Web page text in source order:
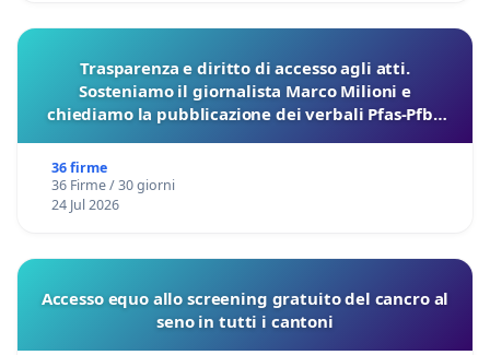
Trasparenza e diritto di accesso agli atti.
Sosteniamo il giornalista Marco Milioni e
chiediamo la pubblicazione dei verbali Pfas-Pfba
36 firme
36 Firme / 30 giorni
24 Jul 2026
Accesso equo allo screening gratuito del cancro al
seno in tutti i cantoni